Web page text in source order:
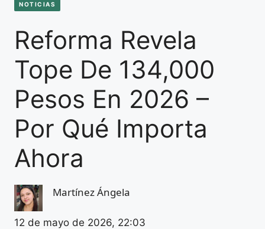
NOTICIAS
Reforma Revela
Tope De 134,000
Pesos En 2026 –
Por Qué Importa
Ahora
Martínez Ángela
12 de mayo de 2026, 22:03